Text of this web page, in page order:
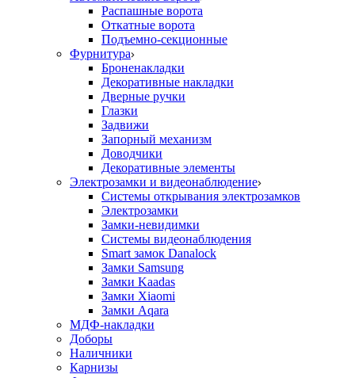
Распашные ворота
Откатные ворота
Подъемно-секционные
Фурнитура
Броненакладки
Декоративные накладки
Дверные ручки
Глазки
Задвижи
Запорный механизм
Доводчики
Декоративные элементы
Электрозамки и видеонаблюдение
Системы открывания электрозамков
Электрозамки
Замки-невидимки
Системы видеонаблюдения
Smart замок Danalock
Замки Samsung
Замки Kaadas
Замки Xiaomi
Замки Aqara
МДФ-накладки
Доборы
Наличники
Карнизы